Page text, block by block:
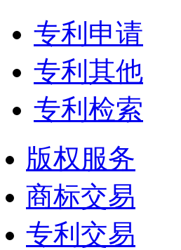
专利申请
专利其他
专利检索
版权服务
商标交易
专利交易